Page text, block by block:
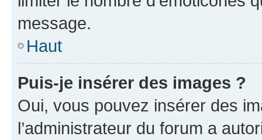
message.
Haut
Puis-je insérer des images ?
Oui, vous pouvez insérer des
l’administrateur du forum a